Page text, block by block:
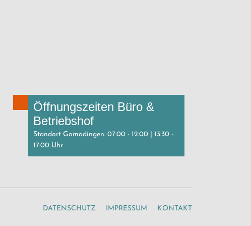
Öffnungszeiten Büro &
Betriebshof
Standort Gomadingen: 07:00 - 12:00 | 13:30 -
17:00 Uhr
DATENSCHUTZ IMPRESSUM KONTAKT